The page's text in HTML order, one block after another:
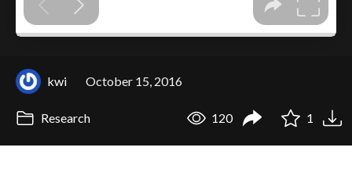
kwi October 15, 2016
Research 120 1